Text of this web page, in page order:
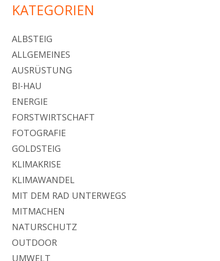
KATEGORIEN
ALBSTEIG
ALLGEMEINES
AUSRÜSTUNG
BI-HAU
ENERGIE
FORSTWIRTSCHAFT
FOTOGRAFIE
GOLDSTEIG
KLIMAKRISE
KLIMAWANDEL
MIT DEM RAD UNTERWEGS
MITMACHEN
NATURSCHUTZ
OUTDOOR
UMWELT